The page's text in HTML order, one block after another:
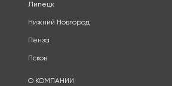
Липецк
Нижний Новгород
Пенза
Псков
О КОМПАНИИ